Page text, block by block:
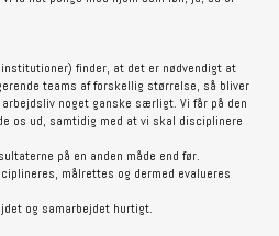
finder, at det er nødvendigt at
teams af forskellig størrelse, så bliver
noget ganske særligt. Vi får på den
os ud, samtidig med at vi skal disciplinere
på en anden måde end før.
målrettes og dermed evalueres
og samarbejdet hurtigt.